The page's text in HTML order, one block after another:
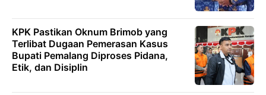
KPK Pastikan Oknum Brimob yang
Terlibat Dugaan Pemerasan Kasus
Bupati Pemalang Diproses Pidana,
Etik, dan Disiplin